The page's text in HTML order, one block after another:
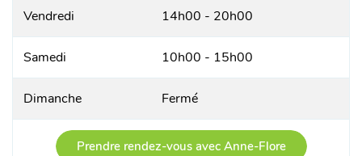
Vendredi 14h00 - 20h00
Samedi 10h00 - 15h00
Dimanche Fermé
Prendre rendez-vous avec Anne-Flore